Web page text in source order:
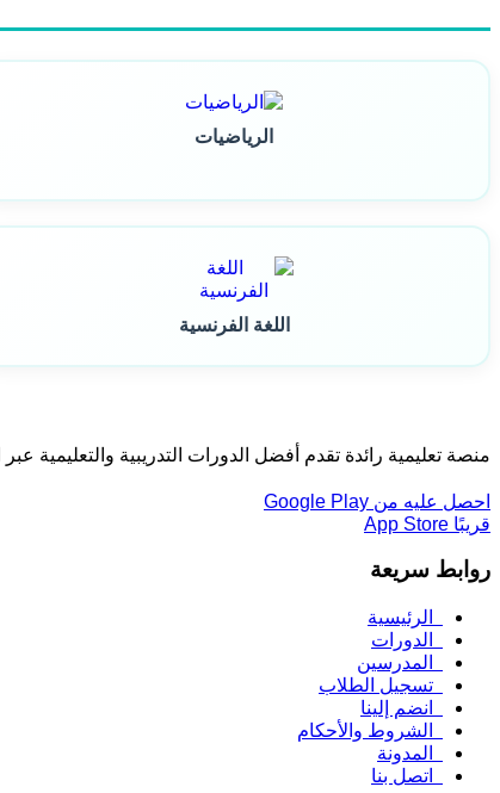
الرياضيات
اللغة الفرنسية
منصة تعليمية رائدة تقدم أفضل الدورات التدريبية والتعليمية
احصل عليه من Google Play
قريبًا App Store
روابط سريعة
الرئيسية
الدورات
المدرسين
تسجيل الطلاب
انضم إلينا
الشروط والأحكام
المدونة
اتصل بنا